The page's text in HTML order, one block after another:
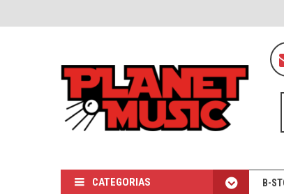
CATEGORIAS B-